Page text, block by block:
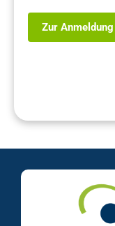
Zur Anmeldung